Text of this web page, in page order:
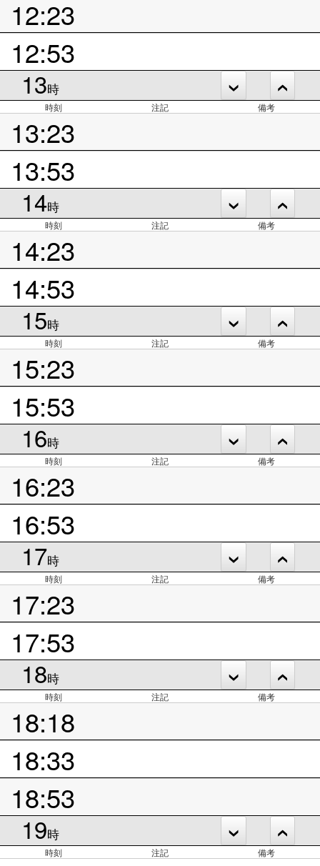
12:23
12:53
13時
時刻 注記 備考
13:23
13:53
14時
時刻 注記 備考
14:23
14:53
15時
時刻 注記 備考
15:23
15:53
16時
時刻 注記 備考
16:23
16:53
17時
時刻 注記 備考
17:23
17:53
18時
時刻 注記 備考
18:18
18:33
18:53
19時
時刻 注記 備考